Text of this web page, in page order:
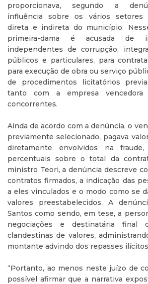
proporcionava, segundo a
influência sobre os vários setores
direta e indireta do município.
primeira-dama é acusada de
independentes de corrupção,
públicos e particulares, para
para execução de obra ou serviço
de procedimentos licitatórios
tanto com a empresa
concorrentes.
Ainda de acordo com a denúncia, o
previamente selecionado, pagava
diretamente envolvidos na
percentuais sobre o total da
ministro Teori, a denúncia descreve
contratos firmados, a indicação das
a eles vinculados e o modo como se
valores preestabelecidos. A
Santos como sendo, em tese, a
negociações e destinatária final
clandestinas de valores,
montante advindo dos repasses
“Portanto, ao menos neste juízo de
possível afirmar que a narrativa